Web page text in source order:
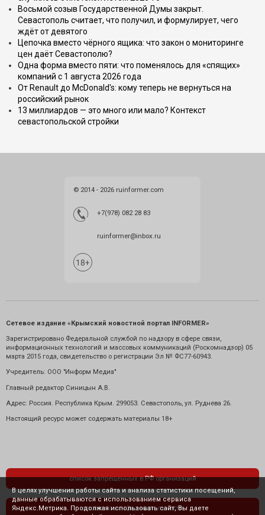
Восьмой созыв Государственной Думы закрыт.
Севастополь считает, что получил, и формулирует, чего
ждёт от девятого
Цепочка вместо чёрного ящика: что закон о мониторинге
цен даёт Севастополю?
Одна форма вместо пяти: что поменялось для «спящих»
компаний с 1 августа 2026 года
От Renault до McDonald's: кому теперь не вернуться на
российский рынок
13 миллиардов — это много или мало? Контекст
севастопольской стройки
© 2014 - 2026 ruinformer.com
+7(978) 082 28 83
ruinformer@inbox.ru
Сетевое издание «Крымский новостной портал INFORMER»
Зарегистрировано Федеральной службой по надзору в сфере связи,
информационных технологий и массовых коммуникаций (Роскомнадзор) 05
марта 2015 года, свидетельство о регистрации Эл № ФС77-60943.
Учредитель: ООО "Информ Медиа"
Главный редактор Синицын А.В.
Адрес: Россия. Республика Крым. 299053. Севастополь, ул. Руднева 26.
Настоящий ресурс может содержать материалы 18+
список запрещенных в РФ организаций
политика конфиденциальности
В целях улучшения работы сайта и анализа статистики посещений,
данные обрабатываются с использованием сервиса
Яндекс.Метрика. Продолжая использовать сайт, Вы даете